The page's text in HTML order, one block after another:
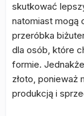
skutkować
natomiast mogą
przeróbka
dla osób, które
formie.
złoto, ponieważ
produkcją i